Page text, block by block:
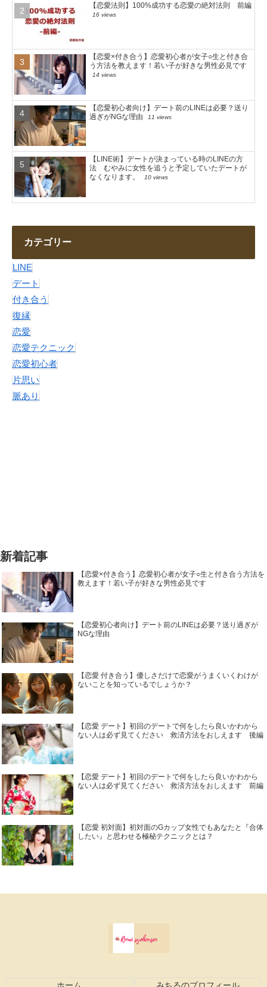
【恋愛法則】100%成功する恋愛の絶対法則 前編
16 views
【恋愛×付き合う】恋愛初心者が女子○生と付き合
う方法を教えます！若い子が好きな男性必見です
14 views
【恋愛初心者向け】デート前のLINEは必要？送り
過ぎがNGな理由
11 views
【LINE術】デートが決まっている時のLINEの方
法 むやみに女性を追うと予定していたデートが
なくなります。
10 views
カテゴリー
LINE
デート
付き合う
復縁
恋愛
恋愛テクニック
恋愛初心者
片思い
脈あり
新着記事
【恋愛×付き合う】恋愛初心者が女子○生と付き合う方法を
教えます！若い子が好きな男性必見です
【恋愛初心者向け】デート前のLINEは必要？送り過ぎが
NGな理由
【恋愛 付き合う】優しさだけで恋愛がうまくいくわけが
ないことを知っているでしょうか？
【恋愛 デート】初回のデートで何をしたら良いかわから
ない人は必ず見てください 救済方法をおしえます 後編
【恋愛 デート】初回のデートで何をしたら良いかわから
ない人は必ず見てください 救済方法をおしえます 前編
【恋愛 初対面】初対面のGカップ女性でもあなたと『合体
したい』と思わせる極秘テクニックとは？
ホーム みちるのプロフィール